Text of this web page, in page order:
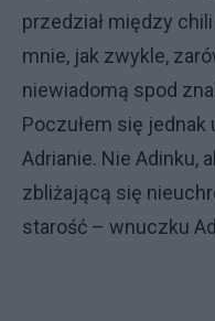
przedział między
mnie, jak zwykle,
niewiadomą spod
Poczułem się
Adrianie. Nie Adinku,
zbliżającą się
starość – wnuczku